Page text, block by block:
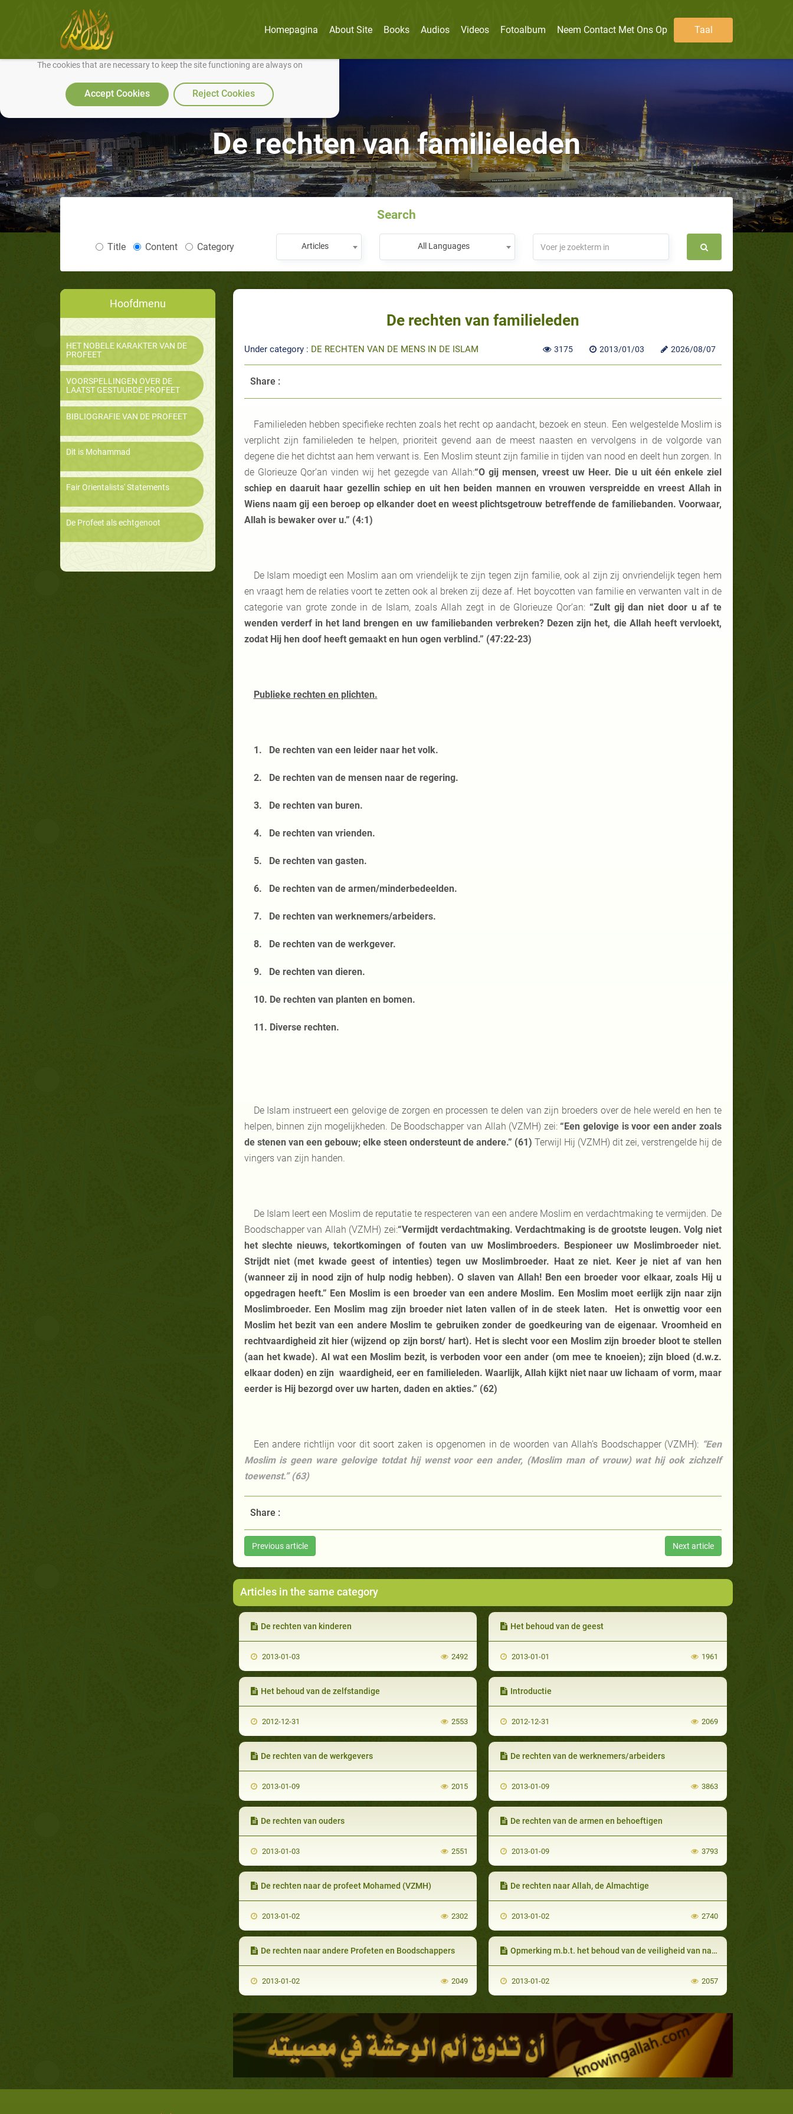
We use cookies to make our site work well for you and so we can continually improve it.
The cookies that are necessary to keep the site functioning are always on
Accept Cookies Reject Cookies
Homepagina About Site Books Audios Videos Fotoalbum Neem Contact Met Ons Op Taal
De rechten van familieleden
Search
Title Content Category Articles All Languages
Hoofdmenu
HET NOBELE KARAKTER VAN DE
PROFEET
VOORSPELLINGEN OVER DE
LAATST GESTUURDE PROFEET
BIBLIOGRAFIE VAN DE PROFEET
Dit is Mohammad
Fair Orientalists' Statements
De Profeet als echtgenoot
De rechten van familieleden
Under category : DE RECHTEN VAN DE MENS IN DE ISLAM 3175 2013/01/03 2026/08/07
Share :
Familieleden hebben specifieke rechten zoals het recht op aandacht, bezoek en steun. Een welgestelde Moslim is
verplicht zijn familieleden te helpen, prioriteit gevend aan de meest naasten en vervolgens in de volgorde van
degene die het dichtst aan hem verwant is. Een Moslim steunt zijn familie in tijden van nood en deelt hun zorgen. In
de Glorieuze Qor’an vinden wij het gezegde van Allah:“O gij mensen, vreest uw Heer. Die u uit één enkele ziel
schiep en daaruit haar gezellin schiep en uit hen beiden mannen en vrouwen verspreidde en vreest Allah in
Wiens naam gij een beroep op elkander doet en weest plichtsgetrouw betreffende de familiebanden. Voorwaar,
Allah is bewaker over u.” (4:1)
De Islam moedigt een Moslim aan om vriendelijk te zijn tegen zijn familie, ook al zijn zij onvriendelijk tegen hem
en vraagt hem de relaties voort te zetten ook al breken zij deze af. Het boycotten van familie en verwanten valt in de
categorie van grote zonde in de Islam, zoals Allah zegt in de Glorieuze Qor’an: “Zult gij dan niet door u af te
wenden verderf in het land brengen en uw familiebanden verbreken? Dezen zijn het, die Allah heeft vervloekt,
zodat Hij hen doof heeft gemaakt en hun ogen verblind.” (47:22-23)
Publieke rechten en plichten.
1. De rechten van een leider naar het volk.
2. De rechten van de mensen naar de regering.
3. De rechten van buren.
4. De rechten van vrienden.
5. De rechten van gasten.
6. De rechten van de armen/minderbedeelden.
7. De rechten van werknemers/arbeiders.
8. De rechten van de werkgever.
9. De rechten van dieren.
10. De rechten van planten en bomen.
11. Diverse rechten.
De Islam instrueert een gelovige de zorgen en processen te delen van zijn broeders over de hele wereld en hen te
helpen, binnen zijn mogelijkheden. De Boodschapper van Allah (VZMH) zei: “Een gelovige is voor een ander zoals
de stenen van een gebouw; elke steen ondersteunt de andere.” (61) Terwijl Hij (VZMH) dit zei, verstrengelde hij de
vingers van zijn handen.
De Islam leert een Moslim de reputatie te respecteren van een andere Moslim en verdachtmaking te vermijden. De
Boodschapper van Allah (VZMH) zei:“Vermijdt verdachtmaking. Verdachtmaking is de grootste leugen. Volg niet
het slechte nieuws, tekortkomingen of fouten van uw Moslimbroeders. Bespioneer uw Moslimbroeder niet.
Strijdt niet (met kwade geest of intenties) tegen uw Moslimbroeder. Haat ze niet. Keer je niet af van hen
(wanneer zij in nood zijn of hulp nodig hebben). O slaven van Allah! Ben een broeder voor elkaar, zoals Hij u
opgedragen heeft.” Een Moslim is een broeder van een andere Moslim. Een Moslim moet eerlijk zijn naar zijn
Moslimbroeder. Een Moslim mag zijn broeder niet laten vallen of in de steek laten. Het is onwettig voor een
Moslim het bezit van een andere Moslim te gebruiken zonder de goedkeuring van de eigenaar. Vroomheid en
rechtvaardigheid zit hier (wijzend op zijn borst/ hart). Het is slecht voor een Moslim zijn broeder bloot te stellen
(aan het kwade). Al wat een Moslim bezit, is verboden voor een ander (om mee te knoeien); zijn bloed (d.w.z.
elkaar doden) en zijn waardigheid, eer en familieleden. Waarlijk, Allah kijkt niet naar uw lichaam of vorm, maar
eerder is Hij bezorgd over uw harten, daden en akties.” (62)
Een andere richtlijn voor dit soort zaken is opgenomen in de woorden van Allah’s Boodschapper (VZMH): “Een
Moslim is geen ware gelovige totdat hij wenst voor een ander, (Moslim man of vrouw) wat hij ook zichzelf
toewenst.” (63)
Share :
Previous article Next article
Articles in the same category
De rechten van kinderen
2013-01-03 2492
Het behoud van de geest
2013-01-01 1961
Het behoud van de zelfstandige
2012-12-31 2553
Introductie
2012-12-31 2069
De rechten van de werkgevers
2013-01-09 2015
De rechten van de werknemers/arbeiders
2013-01-09 3863
De rechten van ouders
2013-01-03 2551
De rechten van de armen en behoeftigen
2013-01-09 3793
De rechten naar de profeet Mohamed (VZMH)
2013-01-02 2302
De rechten naar Allah, de Almachtige
2013-01-02 2740
De rechten naar andere Profeten en Boodschappers
2013-01-02 2049
Opmerking m.b.t. het behoud van de veiligheid van nationale bronnen
2013-01-02 2057